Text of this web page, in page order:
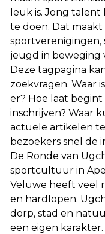
leuk is. Jong
te doen. Dat
sportverenigingen,
jeugd in beweging
Deze tagpagina
zoekvragen. Waar
er? Hoe laat
inschrijven? Waar
actuele artikelen
bezoekers snel de
De Ronde van
sportcultuur in
Veluwe heeft veel
en hardlopen.
dorp, stad en
een eigen karakter.